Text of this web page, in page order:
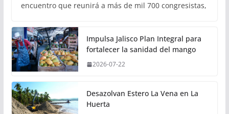
encuentro que reunirá a más de mil 700 congresistas,
Impulsa Jalisco Plan Integral para
fortalecer la sanidad del mango
2026-07-22
Desazolvan Estero La Vena en La
Huerta